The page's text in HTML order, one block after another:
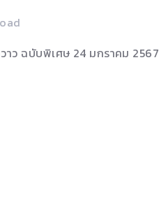
าว ฉบับพิเศษ 24 มกราคม 2567